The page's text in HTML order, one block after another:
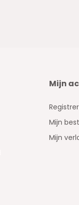
Mijn
Mijn
Mijn